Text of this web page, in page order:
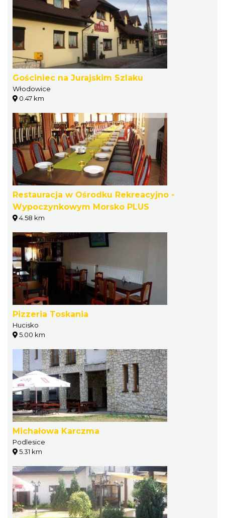
Gościniec na Jurajskim Szlaku
Włodowice
0.47 km
Restauracja w Ośrodku Rekreacyjno -
Wypoczynkowym Morsko PLUS
4.58 km
Pizzeria Toskania
Hucisko
5.00 km
Michałowa Karczma
Podlesice
5.31 km